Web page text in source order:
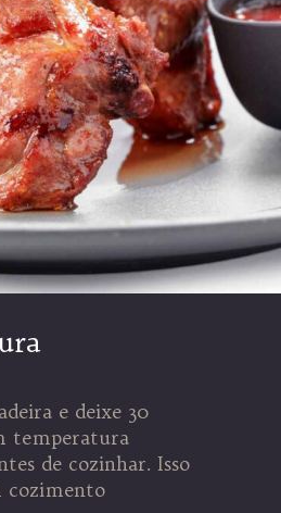
e deixe 30
temperatura
de cozinhar. Isso
cozimento